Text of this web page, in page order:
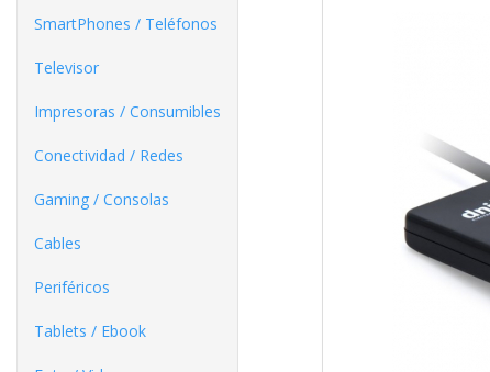
SmartPhones / Teléfonos
Televisor
Impresoras / Consumibles
Conectividad / Redes
Gaming / Consolas
Cables
Periféricos
Tablets / Ebook